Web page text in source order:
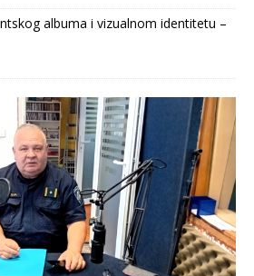
albuma i vizualnom identitetu –